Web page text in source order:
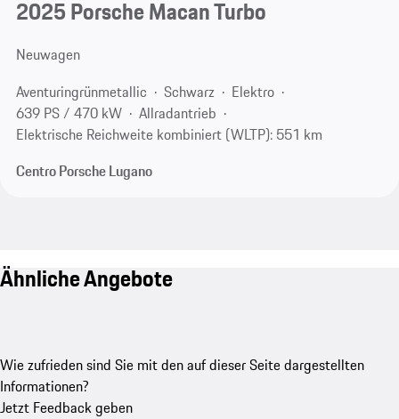
2025 Porsche Macan Turbo
Neuwagen
Aventuringrünmetallic
Schwarz
Elektro
639 PS / 470 kW
Allradantrieb
Elektrische Reichweite kombiniert (WLTP): 551 km
Centro Porsche Lugano
Ähnliche Angebote
Wie zufrieden sind Sie mit den auf dieser Seite dargestellten
Informationen?
Jetzt Feedback geben